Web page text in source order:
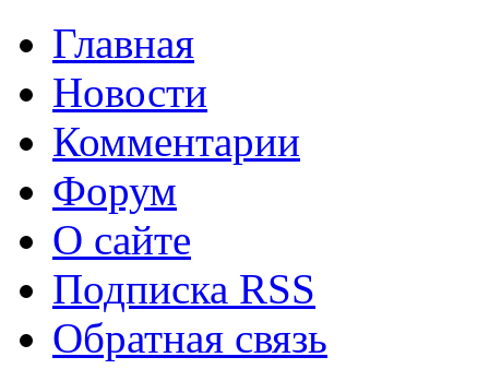
Lync 2013Lync 2013 -
программное
операционных систем
Главная
Новости
Комментарии
Форум
О сайте
Подписка RSS
Обратная связь